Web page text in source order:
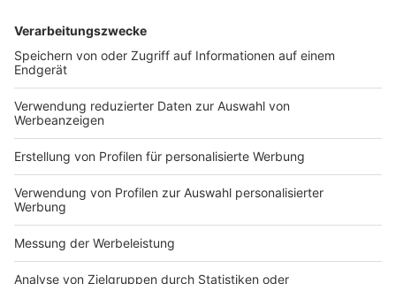
Einigung möglich sein wird?
Bleibt zu hoffen, dass den “Wachstumsbooster” nicht
das gleiche Schicksal ereilt wie das
Wachstumschancengesetz. Dies wurde durch die
Bundesländer auch arg gerupft!
Prof. Dr. iur. Michael Stahlschmidtlehrt an der FHDW
Paderborn Steuerrecht, Rechnungswesen, Controlling
und Compliance und ist Ressortleiter des Ressorts
Steuerrecht des Betriebs-Berater und Schriftleiter Der
SteuerBerater.
Stahlschmidt, BB 2025, Heft 26, Umschlagteil, I